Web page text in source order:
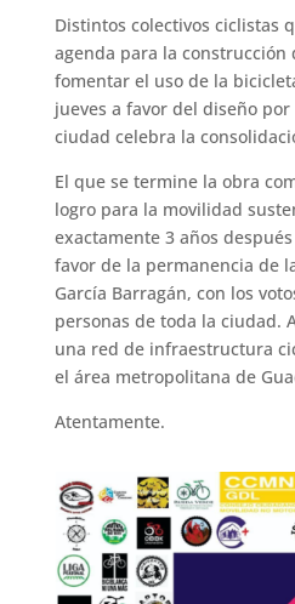
Distintos colectivos ciclistas
agenda para la
fomentar el uso de la
jueves a favor del diseño
ciudad celebra la
El que se termine la obra
logro para la movilidad
exactamente 3 años
favor de la permanencia de
García Barragán, con los
personas de toda la ciudad.
una red de infraestructura
el área metropolitana de
Atentamente.